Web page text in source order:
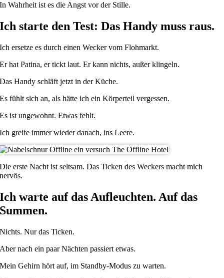
In Wahrheit ist es die Angst vor der Stille.
Ich starte den Test: Das Handy muss raus.
Ich ersetze es durch einen Wecker vom Flohmarkt.
Er hat Patina, er tickt laut. Er kann nichts, außer klingeln.
Das Handy schläft jetzt in der Küche.
Es fühlt sich an, als hätte ich ein Körperteil vergessen.
Es ist ungewohnt. Etwas fehlt.
Ich greife immer wieder danach, ins Leere.
Die erste Nacht ist seltsam. Das Ticken des Weckers macht mich
nervös.
Ich warte auf das Aufleuchten. Auf das
Summen.
Nichts. Nur das Ticken.
Aber nach ein paar Nächten passiert etwas.
Mein Gehirn hört auf, im Standby-Modus zu warten.